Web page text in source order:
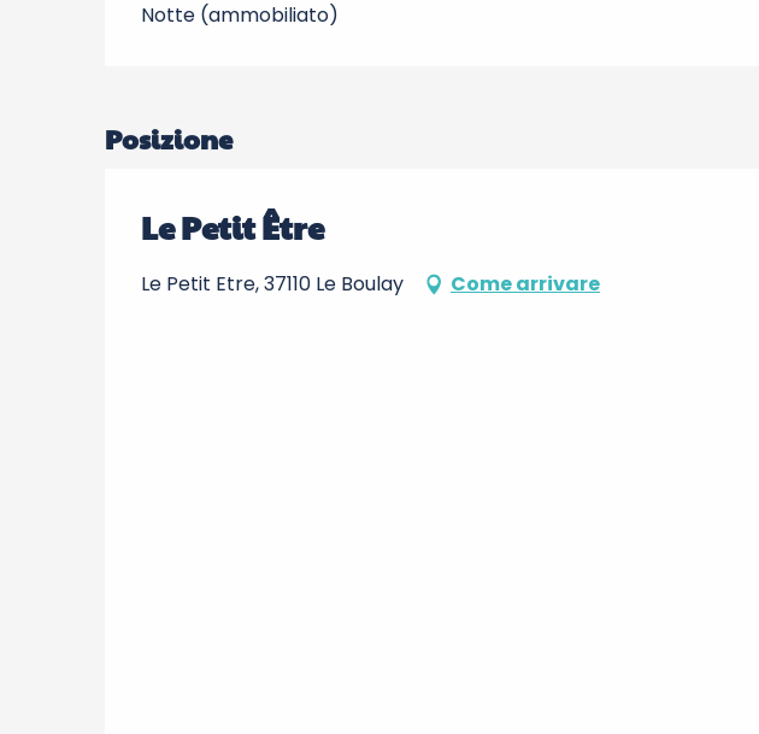
Notte (ammobiliato)
Posizione
Le Petit Être
Le Petit Etre, 37110 Le Boulay Come arrivare